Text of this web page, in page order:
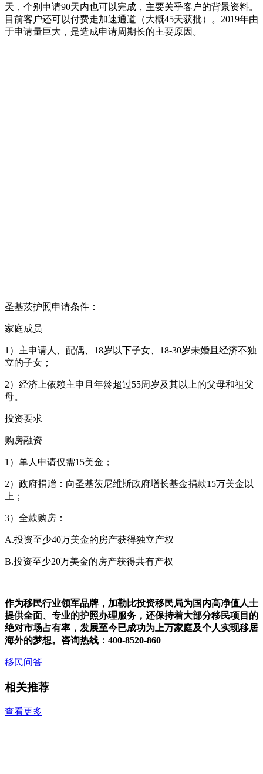
天，个别申请90天内也可以完成，主要关乎客户的背景资料。
目前客户还可以付费走加速通道（大概45天获批）。2019年由
于申请量巨大，是造成申请周期长的主要原因。
圣基茨护照申请条件：
家庭成员
1）主申请人、配偶、18岁以下子女、18-30岁未婚且经济不独
立的子女；
2）经济上依赖主申且年龄超过55周岁及其以上的父母和祖父
母。
投资要求
购房融资
1）单人申请仅需15美金；
2）政府捐赠：向圣基茨尼维斯政府增长基金捐款15万美金以
上；
3）全款购房：
A.投资至少40万美金的房产获得独立产权
B.投资至少20万美金的房产获得共有产权
作为移民行业领军品牌，加勒比投资移民局为国内高净值人士
提供全面、专业的护照办理服务，还保持着大部分移民项目的
绝对市场占有率，发展至今已成功为上万家庭及个人实现移居
海外的梦想。 咨询热线：400-8520-860
移民问答
相关推荐
查看更多